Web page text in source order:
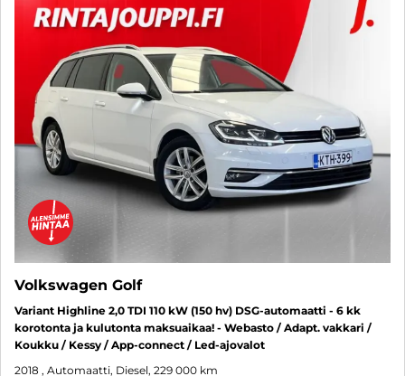
Volkswagen Golf
Variant Highline 2,0 TDI 110 kW (150 hv) DSG-automaatti - 6 kk
korotonta ja kulutonta maksuaikaa! - Webasto / Adapt. vakkari /
Koukku / Kessy / App-connect / Led-ajovalot
2018 , Automaatti, Diesel, 229 000 km